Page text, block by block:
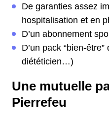
De garanties assez
hospitalisation et en
D’un abonnement
D’un pack “bien-
diététicien…)
Une mutuelle
Pierrefeu